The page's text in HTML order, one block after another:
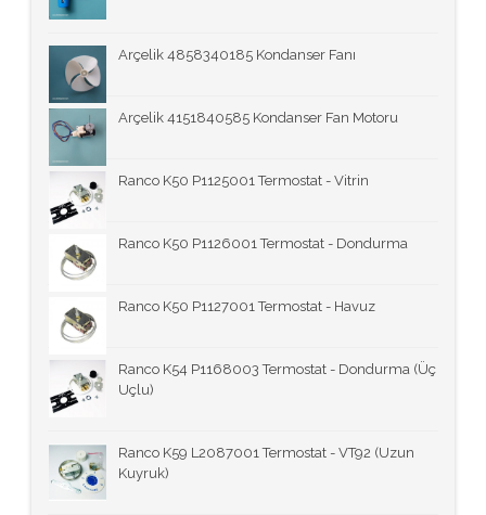
Arçelik 4858340185 Kondanser Fanı
Arçelik 4151840585 Kondanser Fan Motoru
Ranco K50 P1125001 Termostat - Vitrin
Ranco K50 P1126001 Termostat - Dondurma
Ranco K50 P1127001 Termostat - Havuz
Ranco K54 P1168003 Termostat - Dondurma (Üç
Uçlu)
Ranco K59 L2087001 Termostat - VT92 (Uzun
Kuyruk)